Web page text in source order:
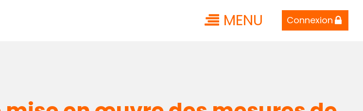
MENU Connexion